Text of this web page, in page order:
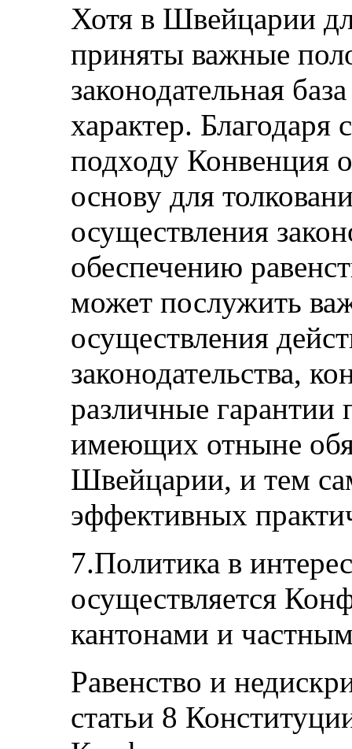
Хотя в Швейцарии
приняты важные
законодательная
характер.
подходу Конвенция
основу для
осуществления
обеспечению
может послужить
осуществления
законодательства,
различные гарантии
имеющих отныне
Швейцарии, и тем
эффективных
7.Политика в
осуществляется
кантонами и
Равенство и
статьи 8